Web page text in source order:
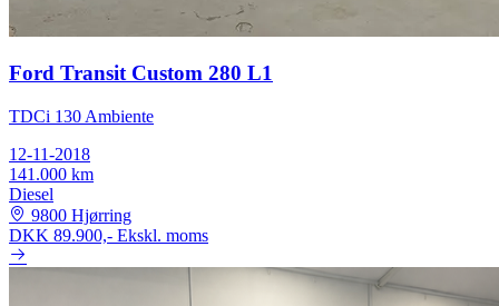
Ford Transit Custom 280 L1
TDCi 130 Ambiente
12-11-2018
141.000 km
Diesel
9800 Hjørring
DKK 89.900,- Ekskl. moms